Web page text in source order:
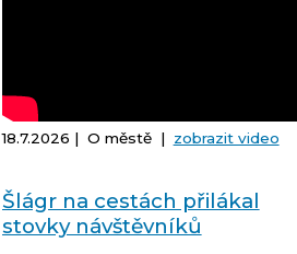
18.7.2026 | O městě | zobrazit video
Šlágr na cestách přilákal
stovky návštěvníků